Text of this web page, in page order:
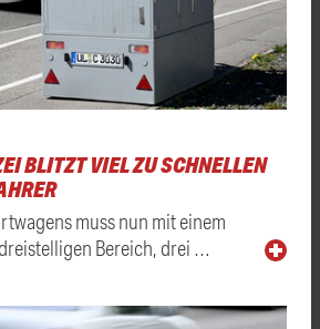
BLITZT VIEL ZU SCHNELLEN
muss nun mit einem
Bereich, drei …